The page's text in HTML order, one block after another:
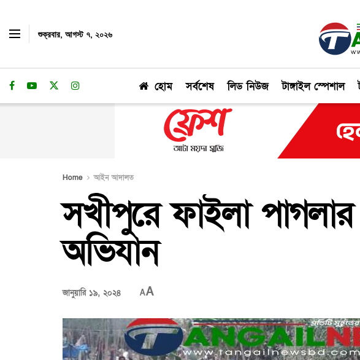
শুক্রবার, আগস্ট ৭, ২০২৬
হোম সর্বশেষ লিড নিউজ টাঙ্গাইল স্পেশাল
Home আইন আদালত
সখীপুরে ফাইলা
অভিযান
জানুয়ারি ১৯, ২০২৪ AA